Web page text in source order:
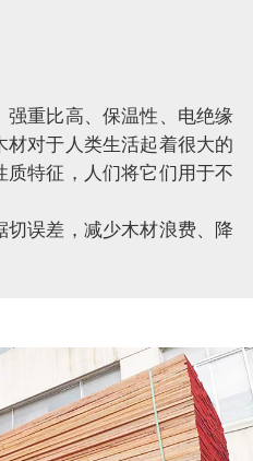
强重比高、保温性、电绝缘
对于人类生活起着很大的
特征，人们将它们用于不
切误差，减少木材浪费、降